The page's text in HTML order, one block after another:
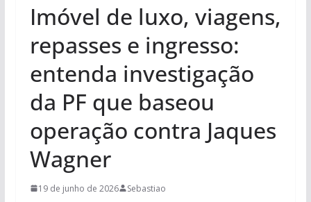
Imóvel de luxo, viagens,
repasses e ingresso:
entenda investigação
da PF que baseou
operação contra Jaques
Wagner
19 de junho de 2026 Sebastiao